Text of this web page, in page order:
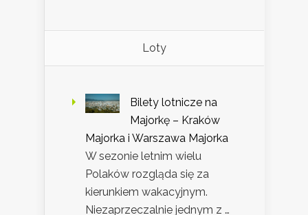
Loty
Bilety lotnicze na
Majorkę – Kraków
Majorka i Warszawa Majorka
W sezonie letnim wielu
Polaków rozgląda się za
kierunkiem wakacyjnym.
Niezaprzeczalnie jednym z …